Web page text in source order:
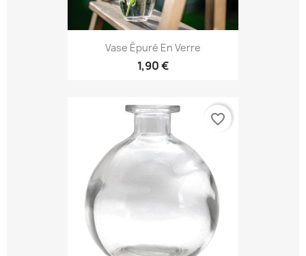
Vase Épuré En Verre
1,90 €
favorite_border